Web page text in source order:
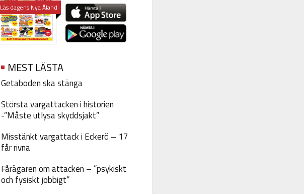
Läs dagens Nya Åland
MEST LÄSTA
Getaboden ska stänga
Största vargattacken i historien
-”Måste utlysa skyddsjakt”
Misstänkt vargattack i Eckerö – 17
får rivna
Fårägaren om attacken – ”psykiskt
och fysiskt jobbigt”